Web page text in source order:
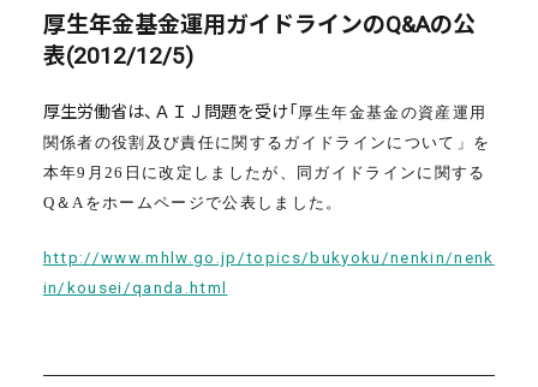
厚生年金基金運用ガイドラインのQ&Aの公
表(2012/12/5)
厚生労働省は、ＡＩＪ問題を受け「 厚生年金基金の資産運用
関係者の役割及び責任に関するガイドラインについて」を
本年9月26日に改定しましたが、同ガイドラインに関する
Q＆Aをホームページで公表しました。
http://www.mhlw.go.jp/topics/bukyoku/nenkin/nenk
in/kousei/qanda.html